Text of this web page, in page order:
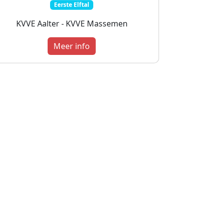
Eerste Elftal
KVVE Aalter - KVVE Massemen
Meer info